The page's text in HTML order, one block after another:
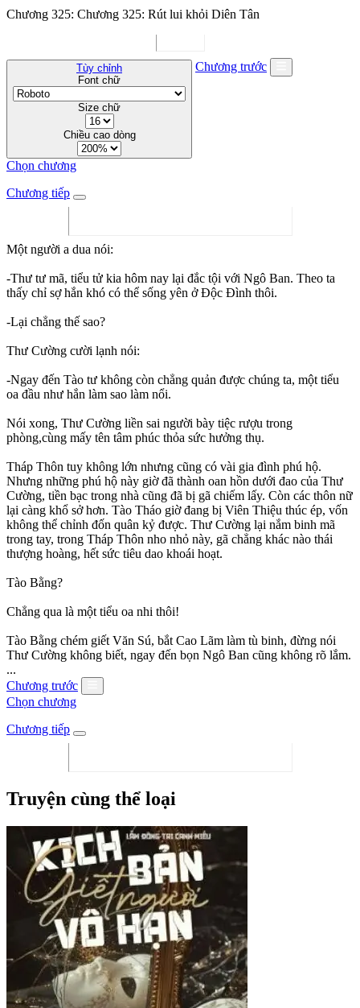
Chương 325: Chương 325: Rút lui khỏi Diên Tân
Tùy chỉnh
Font chữ
Size chữ
Chiều cao dòng
Chương trước
Chọn chương
Chương tiếp
Một người a dua nói:
-Thư tư mã, tiểu tử kia hôm nay lại đắc tội với Ngô Ban. Theo ta
thấy chỉ sợ hắn khó có thể sống yên ở Độc Đình thôi.
-Lại chẳng thế sao?
Thư Cường cười lạnh nói:
-Ngay đến Tào tư không còn chẳng quản được chúng ta, một tiểu
oa đầu như hắn làm sao làm nổi.
Nói xong, Thư Cường liền sai người bày tiệc rượu trong
phòng,cùng mấy tên tâm phúc thỏa sức hưởng thụ.
Tháp Thôn tuy không lớn nhưng cũng có vài gia đình phú hộ.
Nhưng những phú hộ này giờ đã thành oan hồn dưới đao của Thư
Cường, tiền bạc trong nhà cũng đã bị gã chiếm lấy. Còn các thôn nữ
lại càng khổ sở hơn. Tào Tháo giờ đang bị Viên Thiệu thúc ép, vốn
không thể chỉnh đốn quân kỷ được. Thư Cường lại nắm binh mã
trong tay, trong Tháp Thôn nho nhỏ này, gã chẳng khác nào thái
thượng hoàng, hết sức tiêu dao khoái hoạt.
Tào Bằng?
Chẳng qua là một tiểu oa nhi thôi!
Tào Bằng chém giết Văn Sú, bắt Cao Lãm làm tù binh, đừng nói
Thư Cường không biết, ngay đến bọn Ngô Ban cũng không rõ lắm.
...
Chương trước
Chọn chương
Chương tiếp
Truyện cùng thể loại